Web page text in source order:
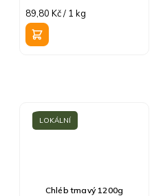
Měrná
cena:
89,80 Kč / 1 kg
LOKÁLNÍ
Chléb tmavý 1200g